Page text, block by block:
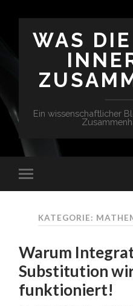
WAS
Ein wissenschaftlicher
KATEGORIE:
Warum
Substitution
funktioniert!